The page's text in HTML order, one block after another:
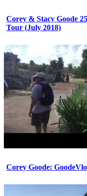
Corey & Stacy Goode
Tour (July 2018)
Corey Goode: